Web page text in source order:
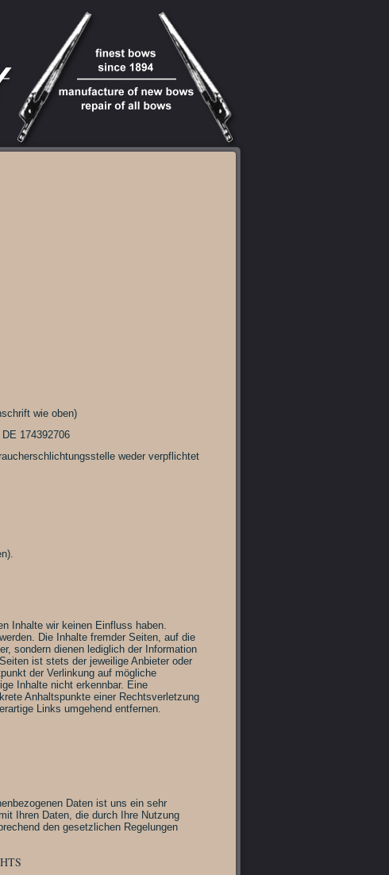
wie oben)
174392706
weder verpflichtet
Inhalte wir keinen Einfluss haben.
Die Inhalte fremder Seiten, auf die
sondern dienen lediglich der Information
ist stets der jeweilige Anbieter oder
der Verlinkung auf mögliche
Inhalte nicht erkennbar. Eine
Anhaltspunkte einer Rechtsverletzung
Links umgehend entfernen.
Daten ist uns ein sehr
Ihren Daten, die durch Ihre Nutzung
den gesetzlichen Regelungen